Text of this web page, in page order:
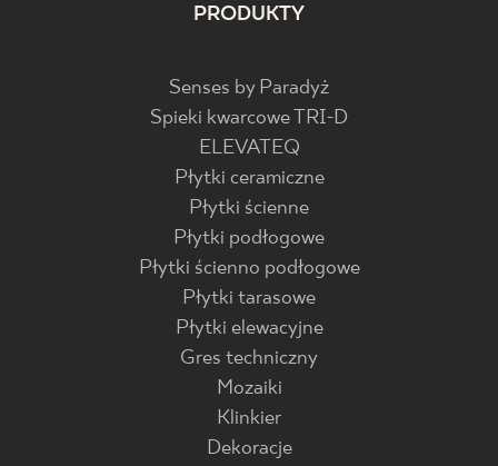
PRODUKTY
Senses by Paradyż
Spieki kwarcowe TRI-D
ELEVATEQ
Płytki ceramiczne
Płytki ścienne
Płytki podłogowe
Płytki ścienno podłogowe
Płytki tarasowe
Płytki elewacyjne
Gres techniczny
Mozaiki
Klinkier
Dekoracje